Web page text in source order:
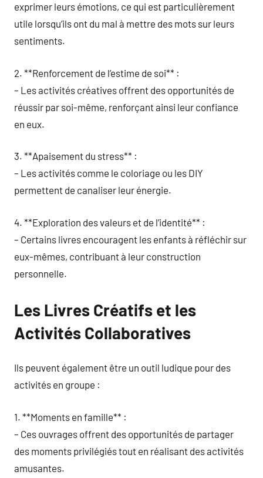
exprimer leurs émotions, ce qui est particulièrement
utile lorsqu’ils ont du mal à mettre des mots sur leurs
sentiments.
2. **Renforcement de l’estime de soi** :
– Les activités créatives offrent des opportunités de
réussir par soi-même, renforçant ainsi leur confiance
en eux.
3. **Apaisement du stress** :
– Les activités comme le coloriage ou les DIY
permettent de canaliser leur énergie.
4. **Exploration des valeurs et de l’identité** :
– Certains livres encouragent les enfants à réfléchir sur
eux-mêmes, contribuant à leur construction
personnelle.
Les Livres Créatifs et les
Activités Collaboratives
Ils peuvent également être un outil ludique pour des
activités en groupe :
1. **Moments en famille** :
– Ces ouvrages offrent des opportunités de partager
des moments privilégiés tout en réalisant des activités
amusantes.